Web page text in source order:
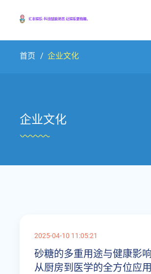
首页 企业文化
企业文化
2025-04-10 11:05:21
砂糖的多重用途与健康影响
从厨房到医学的全方位应